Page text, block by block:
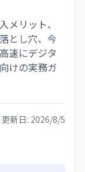
メリット、
とし穴、今
速にデジタ
けの実務ガ
更新日: 2026/8/5